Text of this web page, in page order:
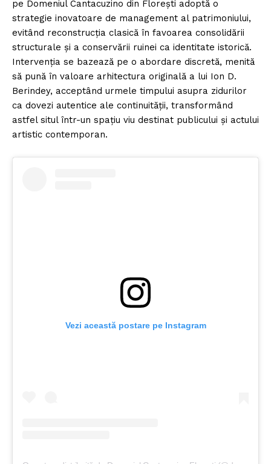
pe Domeniul Cantacuzino din Florești adoptă o
strategie inovatoare de management al patrimoniului,
evitând reconstrucția clasică în favoarea consolidării
structurale și a conservării ruinei ca identitate istorică.
Intervenția se bazează pe o abordare discretă, menită
să pună în valoare arhitectura originală a lui Ion D.
Berindey, acceptând urmele timpului asupra zidurilor
ca dovezi autentice ale continuității, transformând
astfel situl într-un spațiu viu destinat publicului și actului
artistic contemporan.
Vezi această postare pe Instagram